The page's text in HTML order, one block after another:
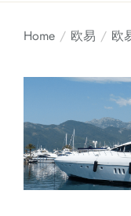
Home 欧易 欧